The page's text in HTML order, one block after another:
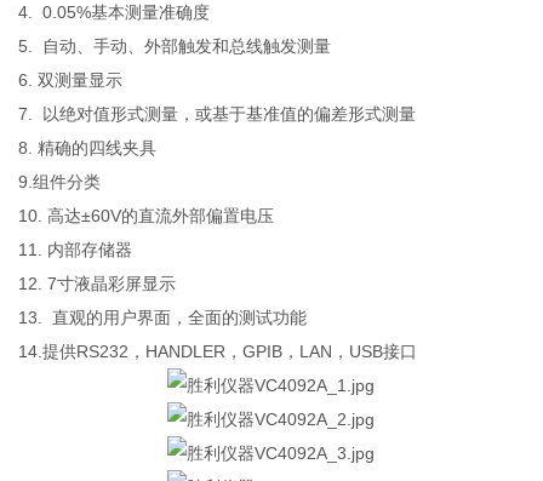
4. 0.05%基本测量准确度
5. 自动、手动、外部触发和总线触发测量
6. 双测量显示
7. 以绝对值形式测量，或基于基准值的偏差形式测量
8. 精确的四线夹具
9.组件分类
10. 高达±60V的直流外部偏置电压
11. 内部存储器
12. 7寸液晶彩屏显示
13. 直观的用户界面，全面的测试功能
14.提供RS232，HANDLER，GPIB，LAN，USB接口